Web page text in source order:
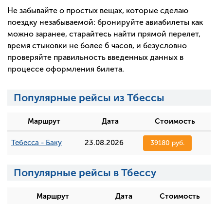
Не забывайте о простых вещах, которые сделаю
поездку незабываемой: бронируйте авиабилеты как
можно заранее, старайтесь найти прямой перелет,
время стыковки не более 6 часов, и безусловно
проверяйте правильность введенных данных в
процессе оформления билета.
Популярные рейсы из Тбессы
Маршрут Дата Стоимость
Тебесса - Баку 23.08.2026 39180 руб.
Популярные рейсы в Тбессу
Маршрут Дата Стоимость